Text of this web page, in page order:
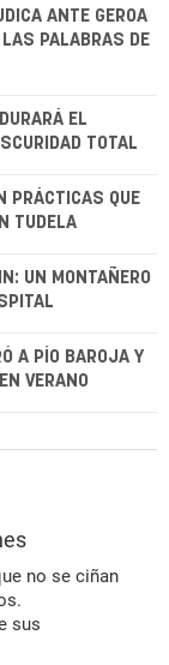
ANTE GEROA
PALABRAS DE
EL
TOTAL
PRÁCTICAS QUE
TUDELA
UN MONTAÑERO
A PÍO BAROJA Y
VERANO
no se ciñan
sus